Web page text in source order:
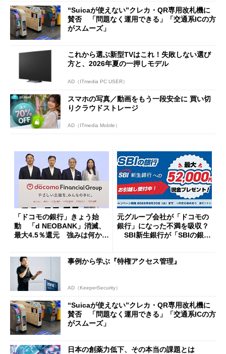
開催
“Suicaが使えない”クレカ・QR専用改札機に
賛否 「問題なく運用できる」「交通系ICの方
がスムーズ」
これから選ぶ新型TVはこれ！失敗しない選び
方と、2026年夏の一押しモデル
AD（ITmedia PC USER）
スマホの写真／動画をもう一段安全に 買い切
りクラウドストレージ
AD（ITmedia Mobile）
「ドコモの銀行」きょう始
動 「d NEOBANK」消滅、
最大4.5％還元 強みは何か解
元グループ会社が「ドコモの
銀行」になった不満を吸収？
SBI新生銀行が「SBIの銀
開催
事例から学ぶ『特権アクセス管理』
AD（KeeperSecurity）
“Suicaが使えない”クレカ・QR専用改札機に
賛否 「問題なく運用できる」「交通系ICの方
がスムーズ」
日本の創薬力低下、その本当の課題とは